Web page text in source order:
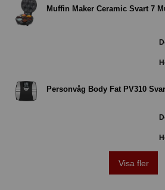
Muffin Maker Ceramic Svart 7
Personvåg Body Fat PV310
Visa fler